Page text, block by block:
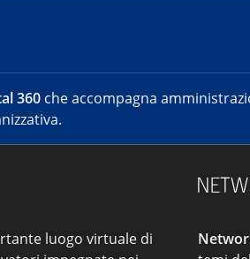
360 che accompagna
luogo virtuale di